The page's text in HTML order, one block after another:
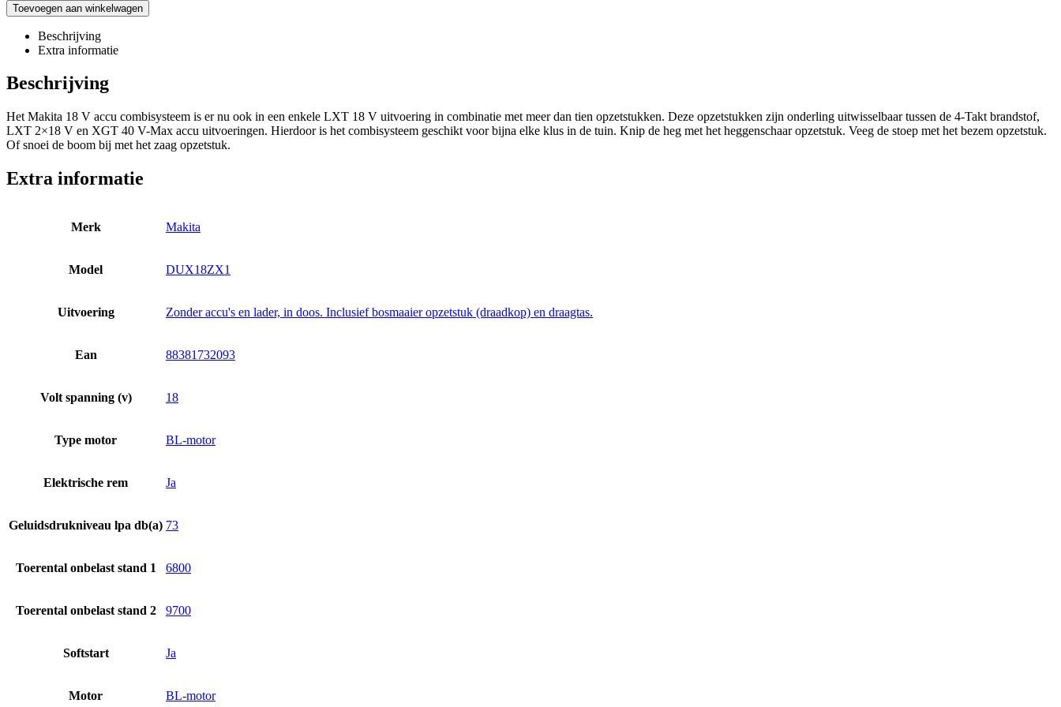
Toevoegen aan winkelwagen
Beschrijving
Extra informatie
Beschrijving
Het Makita 18 V accu combisysteem is er nu ook in een enkele LXT 18 V uitvoering in combinatie met meer dan tien opzetstukken. Deze opzetstukken zijn onderling uitwisselbaar tussen de 4-Takt brandstof,
LXT 2×18 V en XGT 40 V-Max accu uitvoeringen. Hierdoor is het combisysteem geschikt voor bijna elke klus in de tuin. Knip de heg met het heggenschaar opzetstuk. Veeg de stoep met het bezem opzetstuk.
Of snoei de boom bij met het zaag opzetstuk.
Extra informatie
Merk Makita
Model DUX18ZX1
Uitvoering Zonder accu's en lader, in doos. Inclusief bosmaaier opzetstuk (draadkop) en draagtas.
Ean 88381732093
Volt spanning (v) 18
Type motor BL-motor
Elektrische rem Ja
Geluidsdrukniveau lpa db(a) 73
Toerental onbelast stand 1 6800
Toerental onbelast stand 2 9700
Softstart Ja
Motor BL-motor